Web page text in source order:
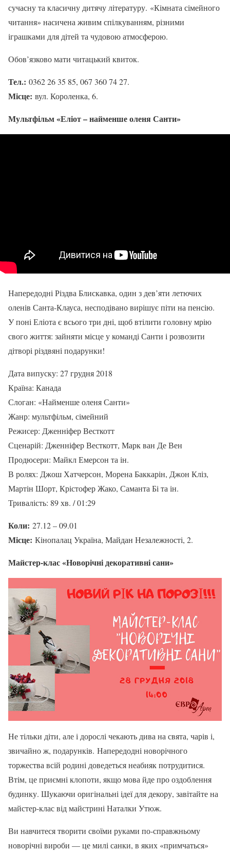
сучасну та класичну дитячу літературу. «Кімната сімейного
читання» насичена живим спілкуванням, різними
іграшками для дітей та чудовою атмосферою.
Обов’язково мати читацький квиток.
Тел.: 0362 26 35 85, 067 360 74 27.
Місце: вул. Короленка, 6.
Мультфільм «Еліот – найменше оленя Санти»
Напередодні Різдва Блискавка, один з дев’яти летючих
оленів Санта-Клауса, несподівано вирішує піти на пенсію.
У поні Еліота є всього три дні, щоб втілити головну мрію
свого життя: зайняти місце у команді Санти і розвозити
дітворі різдвяні подарунки!
Дата випуску: 27 грудня 2018
Країна: Канада
Слоган: «Найменше оленя Санти»
Жанр: мультфільм, сімейний
Режисер: Дженніфер Весткотт
Сценарій: Дженніфер Весткотт, Марк ван Де Вен
Продюсери: Майкл Емерсон та ін.
В ролях: Джош Хатчерсон, Морена Баккарін, Джон Кліз,
Мартін Шорт, Крістофер Жако, Саманта Бі та ін.
Тривалість: 89 хв. / 01:29
Коли: 27.12 – 09.01
Місце: Кінопалац Україна, Майдан Незалежності, 2.
Майстер-клас «Новорічні декоративні сани»
Не тільки діти, але і дорослі чекають дива на свята, чарів і,
звичайно ж, подарунків. Напередодні новорічного
торжества всій родині доведеться неабияк потрудитися.
Втім, це приємні клопоти, якщо мова йде про оздоблення
будинку. Шукаючи оригінальні ідеї для декору, завітайте на
майстер-клас від майстрині Наталки Утюж.
Ви навчитеся творити своїми руками по-справжньому
новорічні вироби — це милі санки, в яких «примчаться»